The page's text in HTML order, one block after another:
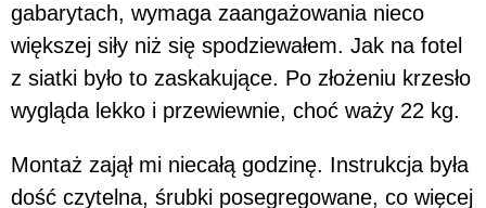
gabarytach, wymaga zaangażowania nieco
większej siły niż się spodziewałem. Jak na fotel
z siatki było to zaskakujące. Po złożeniu krzesło
wygląda lekko i przewiewnie, choć waży 22 kg.
Montaż zajął mi niecałą godzinę. Instrukcja była
dość czytelna, śrubki posegregowane, co więcej